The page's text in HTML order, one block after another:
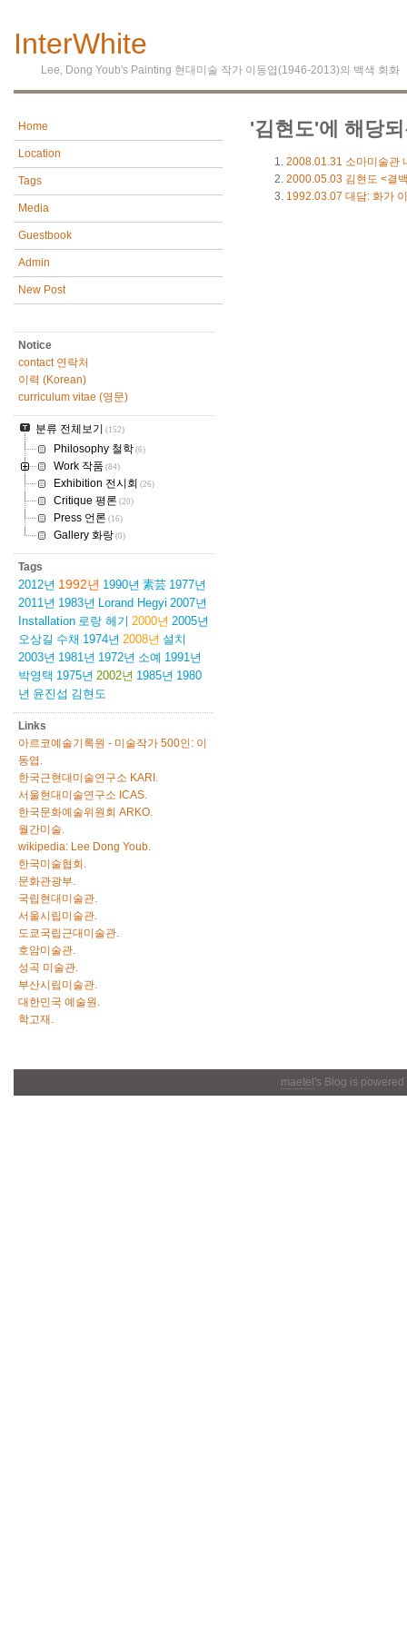
InterWhite
Lee, Dong Youb's Painting 현대미술 작가 이동엽(1946-2013)의 백색 회화
Home
Location
Tags
Media
Guestbook
Admin
New Post
Notice
contact 연락처
이력 (Korean)
curriculum vitae (영문)
분류 전체보기 (152)
Philosophy 철학 (6)
Work 작품 (84)
Exhibition 전시회 (26)
Critique 평론 (20)
Press 언론 (16)
Gallery 화랑 (0)
Tags
2012년 1992년 1990년 素芸 1977년
2011년 1983년 Lorand Hegyi 2007년
Installation 로랑 헤기 2000년 2005년
오상길 수채 1974년 2008년 설치
2003년 1981년 1972년 소예 1991년
박영택 1975년 2002년 1985년 1980
년 윤진섭 김현도
Links
아르코예술기록원 - 미술작가 500인: 이
동엽.
한국근현대미술연구소 KARI.
서울현대미술연구소 ICAS.
한국문화예술위원회 ARKO.
월간미술.
wikipedia: Lee Dong Youb.
한국미술협회.
문화관광부.
국립현대미술관.
서울시립미술관.
도쿄국립근대미술관.
호암미술관.
성곡 미술관.
부산시립미술관.
대한민국 예술원.
학고재.
'김현도'에 해당
2008.01.31 소마미술관
2000.05.03 김현도 <결
1992.03.07 대담: 화가
maetel 's Blog is